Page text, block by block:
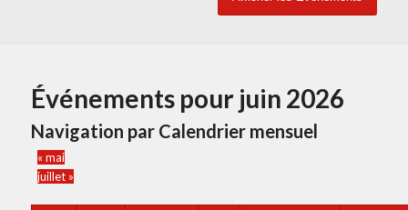
Événements pour juin 2026
Navigation par Calendrier mensuel
« mai
juillet »